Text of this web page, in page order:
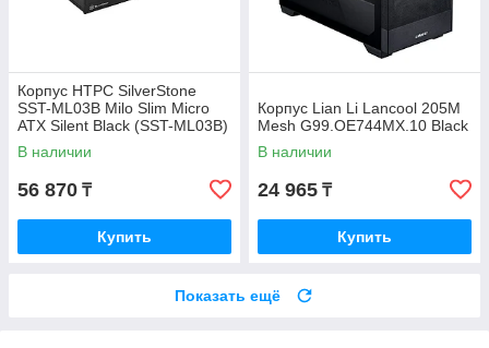
Корпус HTPC SilverStone
SST-ML03B Milo Slim Micro
ATX Silent Black (SST-ML03B)
В наличии
56 870 ₸
Купить
Корпус Lian Li Lancool 205M
Mesh G99.OE744MX.10 Black
В наличии
24 965 ₸
Купить
Показать ещё